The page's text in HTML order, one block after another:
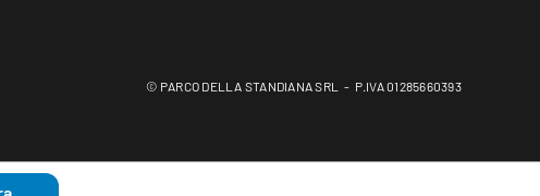
© PARCO DELLA STANDIANA SRL - P.IVA 01285660393